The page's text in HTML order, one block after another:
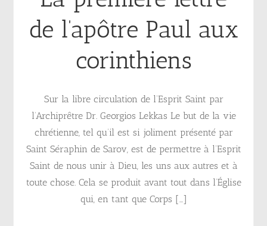
de l’apôtre Paul aux
corinthiens
Sur la libre circulation de l’Esprit Saint par
l’Archiprêtre Dr. Georgios Lekkas Le but de la vie
chrétienne, tel qu’il est si joliment présenté par
Saint Séraphin de Sarov, est de permettre à l’Esprit
Saint de nous unir à Dieu, les uns aux autres et à
toute chose. Cela se produit avant tout dans l’Église
qui, en tant que Corps […]